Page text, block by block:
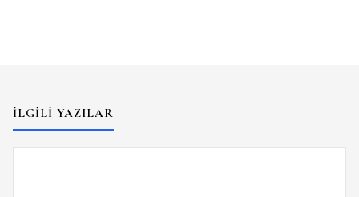
İLGILI YAZILAR